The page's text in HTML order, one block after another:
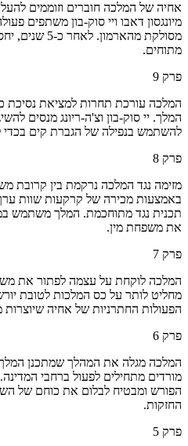
אחיה של המלכה חוברים וזוממים
מיונגסון דאבו ויי סוק-בון משתפים
מסולקת
מתוחים.
פרק 9
המלכה עורכת תחרות למציאת נסיכת
המלך. יי סוק-בון וצ'ה-ריונג מנסים
להשתמש בנפילה של הגברת קים
פרק 8
מזימה נגד המלכה נרקמת בין קרובת
באמצעות מכירה של קרקעות שוות
תכנית נגד מתוחכמת. המלך משתמש
את משפחת מין.
פרק 7
המלכה לוקחת על עצמה לפתור את
מחליט לותר על כס המלכות לטובת
הפעולות החתרניות של אחיה שיוצרות
פרק 6
המלכה מגלה את המהלך שמתכנן המלך
מורדים מתחילים לפעול ברחבי
הפורש ומבטיח לבלום את כוחם של
החזקות.
פרק 5